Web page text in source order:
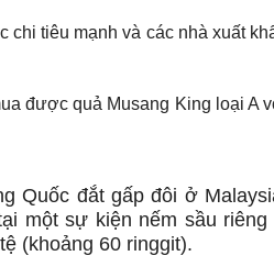
tiêu mạnh và các nhà xuất
được quả Musang King loại A
Quốc đắt gấp đôi ở
một sự kiện nếm sầu
(khoảng 60 ringgit).